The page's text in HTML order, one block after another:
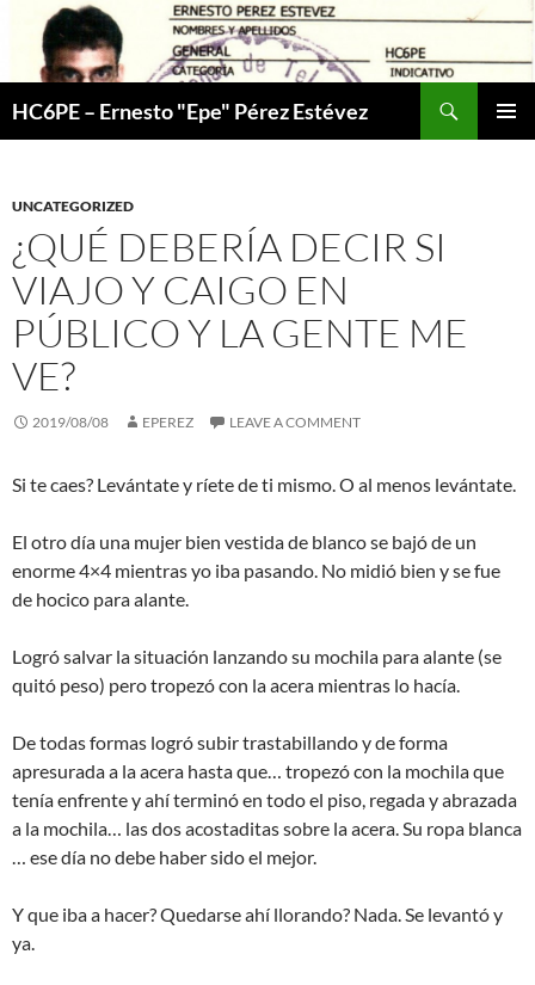
content
HC6PE – Ernesto "Epe" Pérez Estévez
UNCATEGORIZED
¿QUÉ DEBERÍA DECIR SI
VIAJO Y CAIGO EN
PÚBLICO Y LA GENTE ME
VE?
2019/08/08 EPEREZ LEAVE A COMMENT
Si te caes? Levántate y ríete de ti mismo. O al menos levántate.
El otro día una mujer bien vestida de blanco se bajó de un
enorme 4×4 mientras yo iba pasando. No midió bien y se fue
de hocico para alante.
Logró salvar la situación lanzando su mochila para alante (se
quitó peso) pero tropezó con la acera mientras lo hacía.
De todas formas logró subir trastabillando y de forma
apresurada a la acera hasta que… tropezó con la mochila que
tenía enfrente y ahí terminó en todo el piso, regada y abrazada
a la mochila… las dos acostaditas sobre la acera. Su ropa blanca
… ese día no debe haber sido el mejor.
Y que iba a hacer? Quedarse ahí llorando? Nada. Se levantó y
ya.